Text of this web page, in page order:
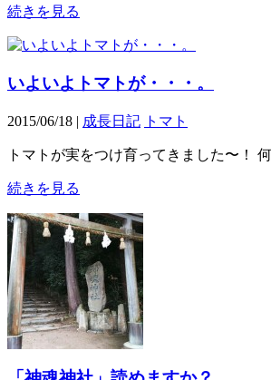
続きを見る
いよいよトマトが・・・。
2015/06/18 | 成長日記 トマト
トマトが実をつけ育ってきました〜！
続きを見る